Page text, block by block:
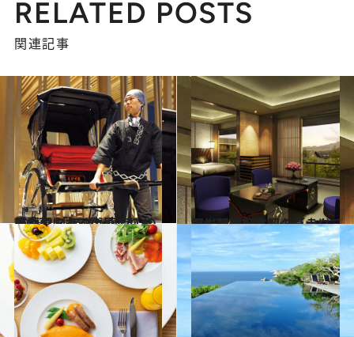
RELATED POSTS
関連記事
2015.2.8
人力車による街めぐりも用意！ 「アマン東京」の感動のおもてなし
旅＆お出かけ 2015.1.14
風光明媚な京都・嵐山に誕生する日本初の「ラグジュアリーコレクション」
旅＆お出かけ